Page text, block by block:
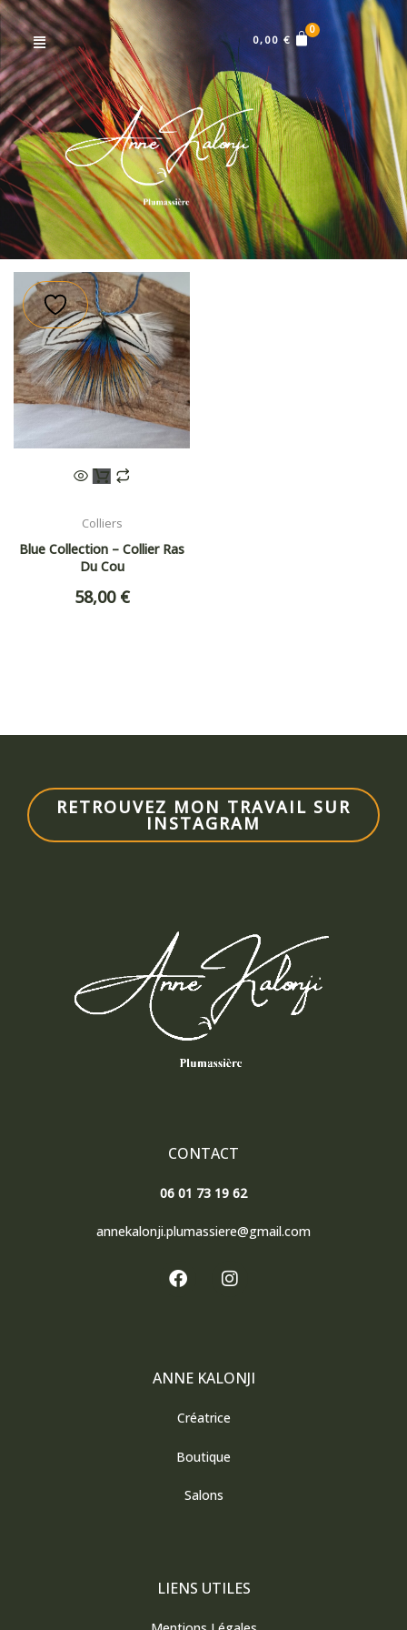
Menu 0,00 €
Colliers
Blue Collection – Collier Ras
Du Cou
58,00 €
RETROUVEZ MON TRAVAIL SUR
INSTAGRAM
CONTACT
06 01 73 19 62
annekalonji.plumassiere@gmail.com
F
a
o
I
n
r
m
ANNE KALONJI
Créatrice
Boutique
Salons
LIENS UTILES